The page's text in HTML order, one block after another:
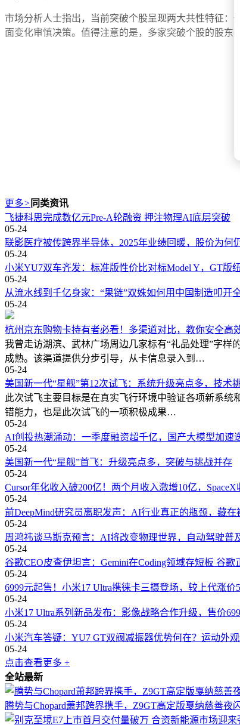
市场分析人士指出，当前突破个股呈现两大共性特征
面变化审慎决策。值得注意的是，多家突破个股的股东
更多> 同类资讯
飞捷科思完成数亿元Pre-A轮融资 押注物理AI底层突破
05-24
联影医疗被传跨界半导体，2025年业绩回暖，股价为何
05-24
小米YU7双车齐发：标准版性价比对标Model Y，GT版
05-24
从流水线到千亿身家：“果链”双姝如何用中国制造叩开
05-24
杭州京东购物卡持有者必看！多渠道对比，教你安全高
我曾走访湖滨、武林广场周边几家标有“礼品处理”字
成熟。该渠道提供分步引导，从卡信息录入到…
05-24
美国新一代“星舰”第12次试飞：系统升级亮点多，技术
此次试飞主要目标是在真实飞行环境中验证各项新系
错能力，也是此次试飞的一项积极成果…
05-24
AI创投热潮涌动：一季度融资超千亿，国产大模型加速
05-24
美国新一代“星舰”首飞：升级亮点多，突破与挑战并存
05-24
Cursor年化收入破200亿！两个月收入激增10亿，SpaceX
05-24
前DeepMind研究员离职发声：AI行业真正的瓶颈，藏在
05-24
周鸿祎谈马斯克预言：AI将改变物理世界，自动驾驶普
05-24
谷歌CEO皮查伊坦言：Gemini在Coding领域存短板 谷歌
05-24
6999元起售！小米17 Ultra携徕卡三摄登场，较上代涨价
05-24
小米17 Ultra系列新品发布：影像战略合作升级，售价
05-24
小米汽车答疑：YU7 GT双阀减振器优势何在？运动外观
05-24
点击查看更多 +
全站最新
腾势与Chopard萧邦跨界携手，Z9GT高定版戛纳慈善夜